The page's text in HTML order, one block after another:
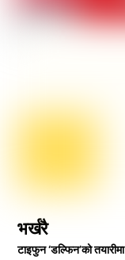
भर्खरै
टाइफुन ‘डल्फिन’को